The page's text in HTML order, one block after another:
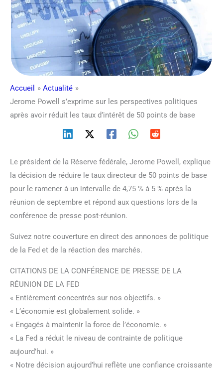
Accueil
Actualité
Jerome Powell s’exprime sur les perspectives politiques
après avoir réduit les taux d’intérêt de 50 points de base
Le président de la Réserve fédérale, Jerome Powell, explique
la décision de réduire le taux directeur de 50 points de base
pour le ramener à un intervalle de 4,75 % à 5 % après la
réunion de septembre et répond aux questions lors de la
conférence de presse post-réunion.
Suivez notre couverture en direct des annonces de politique
de la Fed et de la réaction des marchés.
CITATIONS DE LA CONFÉRENCE DE PRESSE DE LA
RÉUNION DE LA FED
« Entièrement concentrés sur nos objectifs. »
« L’économie est globalement solide. »
« Engagés à maintenir la force de l’économie. »
« La Fed a réduit le niveau de contrainte de politique
aujourd’hui. »
« Notre décision aujourd’hui reflète une confiance croissante